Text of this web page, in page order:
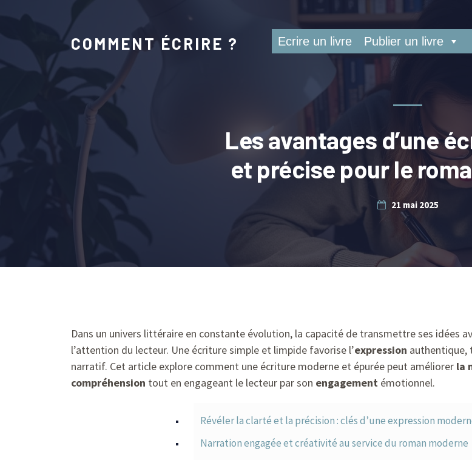
COMMENT ÉCRIRE ? Ecrire un livre Publier un livre
Les avantages d’une
et précise pour le
21 mai 2025
Dans un univers littéraire en constante évolution, la capacité de transmettre ses idées
l’attention du lecteur. Une écriture simple et limpide favorise l’expression authentique,
narratif. Cet article explore comment une écriture moderne et épurée peut améliorer la
compréhension tout en engageant le lecteur par son engagement émotionnel.
Révéler la clarté et la précision : clés d’une expression
Narration engagée et créativité au service du roman moderne